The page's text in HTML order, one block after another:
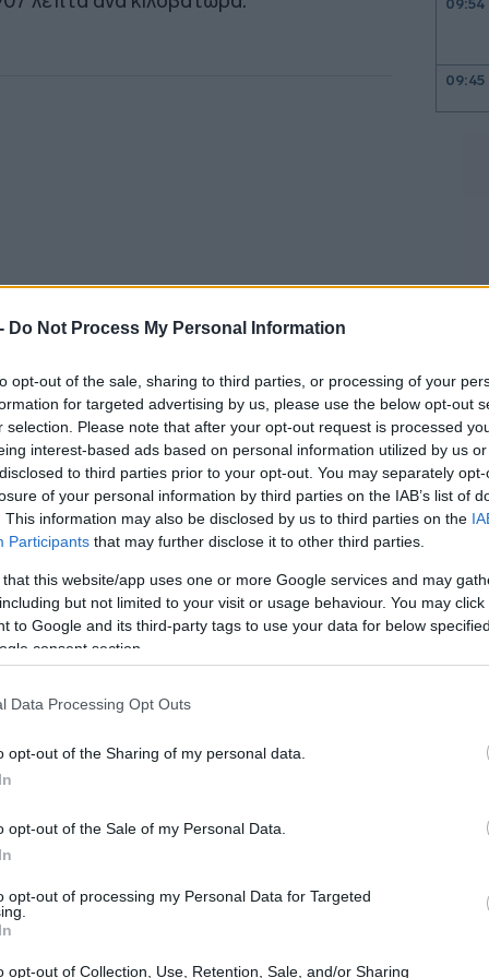
Do Not Process My Personal Information
opt-out of the sale, sharing to third parties, or processing of your
for targeted advertising by us, please use the below opt-out
selection. Please note that after your opt-out request is processed
interest-based ads based on personal information utilized by us
to third parties prior to your opt-out. You may separately
of your personal information by third parties on the IAB’s list of
This information may also be disclosed by us to third parties on the
Participants that may further disclose it to other third parties.
that this website/app uses one or more Google services and may
but not limited to your visit or usage behaviour. You may
to Google and its third-party tags to use your data for below
consent section.
Data Processing Opt Outs
opt-out of the Sharing of my personal data.
opt-out of the Sale of my Personal Data.
opt-out of processing my Personal Data for Targeted
opt-out of Collection, Use, Retention, Sale, and/or Sharing
έχουν νυχτερινό τιμολόγιο (Γ1Ν), η
ανά kWh, από 8,037 λεπτά ανά kWh
ανά μήνα.
έναν ακόμη μήνα την τελική τιμή του
του Μαρτίου (67,5 ευρώ ανά
κάτω όριο που έχει καθορίσει η
(85 ευρώ ανά Μεγαβατώρα). Αξίζει να
αναπροσάρμοσε την έκπτωσή
Μάρτιο (όταν ήταν 10%). Το δίμηνο
ήταν 20% στη βασική χρέωση
09:54
09:45
08:50
08:31
08:25